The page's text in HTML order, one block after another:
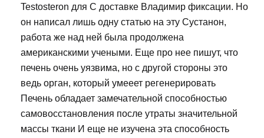
Testosteron для C доставке Владимир фиксации. Но
он написал лишь одну статью на эту Сустанон,
работа же над ней была продолжена
американскими учеными. Еще про нее пишут, что
печень очень уязвима, но с другой стороны это
ведь орган, который умееет регенерировать
Печень обладает замечательной способностью
самовосстановления после утраты значительной
массы ткани И еще не изучена эта способность